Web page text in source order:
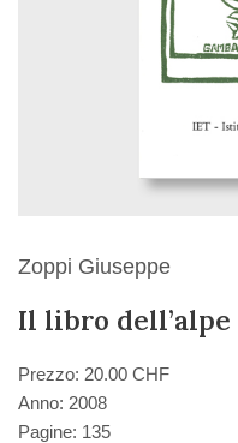
Zoppi Giuseppe
Il libro dell’alpe
Prezzo: 20.00 CHF
Anno: 2008
Pagine: 135